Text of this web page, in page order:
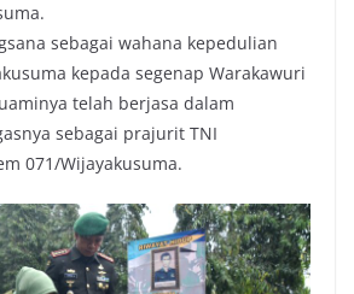
sebagai wahana kepedulian
kepada segenap Warakawuri
telah berjasa dalam
sebagai prajurit TNI
071/Wijayakusuma.